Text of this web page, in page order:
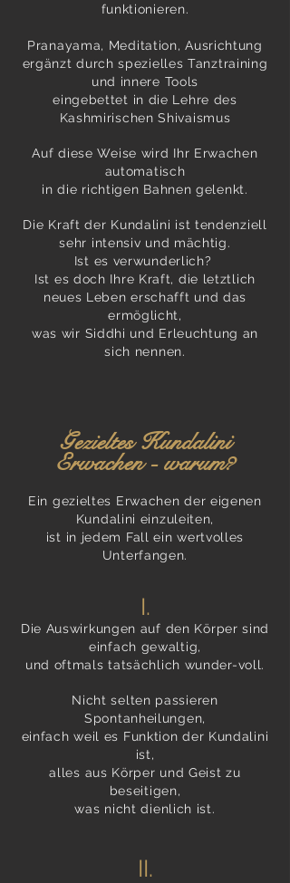
funktionieren.
Pranayama, Meditation, Ausrichtung
ergänzt durch spezielles Tanztraining
und innere Tools
eingebettet in die Lehre des
Kashmirischen Shivaismus
Auf diese Weise wird Ihr Erwachen
automatisch
in die richtigen Bahnen gelenkt.
Die Kraft der Kundalini ist tendenziell
sehr intensiv und mächtig.
Ist es verwunderlich?
Ist es doch Ihre Kraft, die letztlich
neues Leben erschafft und das
ermöglicht,
was wir Siddhi und Erleuchtung an
sich nennen.
Gezieltes Kundalini
Erwachen - warum?
Ein gezieltes Erwachen der eigenen
Kundalini einzuleiten,
ist in jedem Fall ein wertvolles
Unterfangen.
I.
Die Auswirkungen auf den Körper sind
einfach gewaltig,
und oftmals tatsächlich wunder-voll.
Nicht selten passieren
Spontanheilungen,
einfach weil es Funktion der Kundalini
ist,
alles aus Körper und Geist zu
beseitigen,
was nicht dienlich ist.
II.